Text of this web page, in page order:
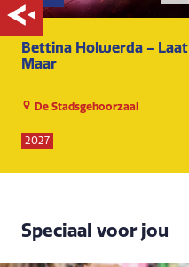
Bettina Holwerda - Laat
Maar
De Stadsgehoorzaal
2027
Speciaal voor jou